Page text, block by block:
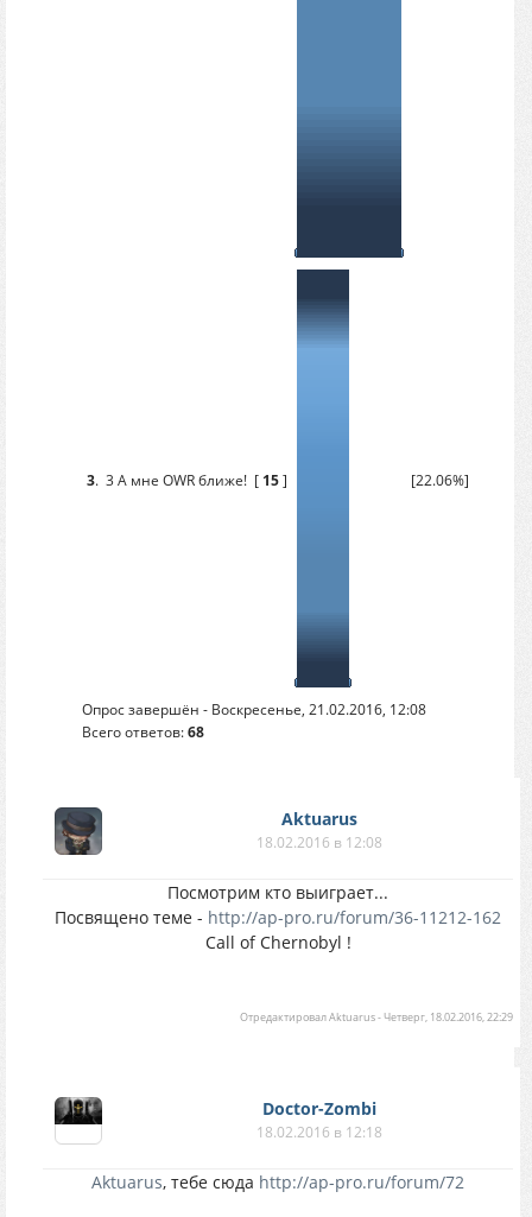
3. 3 А мне OWR ближе! [ 15] [22.06%]
Опрос завершён - Воскресенье, 21.02.2016, 12:08
Всего ответов:68
Aktuarus
18.02.2016 в 12:08
Посмотрим кто выиграет...
Посвящено теме - http://ap-pro.ru/forum/36-11212-162
Call of Chernobyl !
ОтредактировалAktuarus-Четверг, 18.02.2016, 22:29
Doctor-Zombi
18.02.2016 в 12:18
Aktuarus, тебе сюда http://ap-pro.ru/forum/72